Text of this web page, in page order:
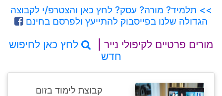
>> תלמיד? מורה? עסק? לחץ כאן והצטרפ/י לקבוצה
הגדולה שלנו בפייסבוק להתייעץ ולפרסם בחינם
מורים פרטיים לקיפולי נייר |
לחץ כאן לחיפוש
חדש
קבוצת לימוד בזום